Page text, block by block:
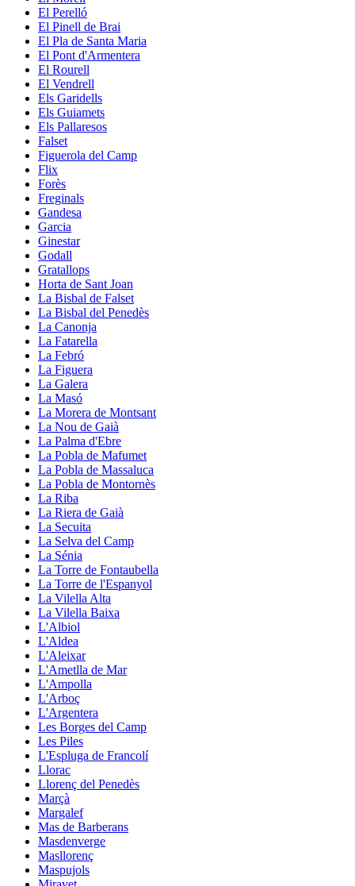
El Perelló
El Pinell de Brai
El Pla de Santa Maria
El Pont d'Armentera
El Rourell
El Vendrell
Els Garidells
Els Guiamets
Els Pallaresos
Falset
Figuerola del Camp
Flix
Forès
Freginals
Gandesa
Garcia
Ginestar
Godall
Gratallops
Horta de Sant Joan
La Bisbal de Falset
La Bisbal del Penedès
La Canonja
La Fatarella
La Febró
La Figuera
La Galera
La Masó
La Morera de Montsant
La Nou de Gaià
La Palma d'Ebre
La Pobla de Mafumet
La Pobla de Massaluca
La Pobla de Montornès
La Riba
La Riera de Gaià
La Secuita
La Selva del Camp
La Sénia
La Torre de Fontaubella
La Torre de l'Espanyol
La Vilella Alta
La Vilella Baixa
L'Albiol
L'Aldea
L'Aleixar
L'Ametlla de Mar
L'Ampolla
L'Arboç
L'Argentera
Les Borges del Camp
Les Piles
L'Espluga de Francolí
Llorac
Llorenç del Penedès
Marçà
Margalef
Mas de Barberans
Masdenverge
Masllorenç
Maspujols